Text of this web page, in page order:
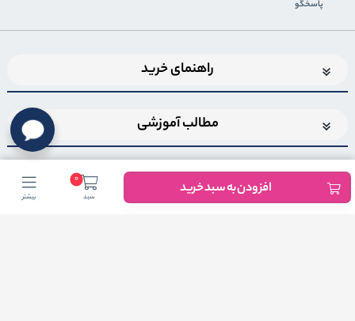
افزودن به سبد خرید 0
سبد بیشتر
پاسخگو
راهنمای خرید
مطالب آموزشی